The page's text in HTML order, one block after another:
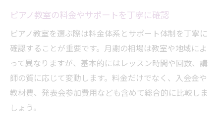
ピアノ教室の料金やサポートを丁寧に確認
ピアノ教室を選ぶ際は料金体系とサポート体制を丁寧に
確認することが重要です。月謝の相場は教室や地域によ
って異なりますが、基本的にはレッスン時間や回数、講
師の質に応じて変動します。料金だけでなく、入会金や
教材費、発表会参加費用なども含めて総合的に比較しま
しょう。